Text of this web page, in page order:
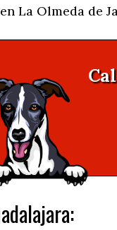
La Olmeda de